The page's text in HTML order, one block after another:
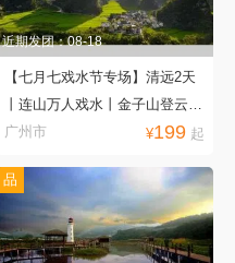
近期发团：08-18
【七月七戏水节专场】清远2天
丨连山万人戏水丨金子山登云海
玻璃桥观云海丨稻田抓鱼狂欢丨
村
广州市 ¥199起
品